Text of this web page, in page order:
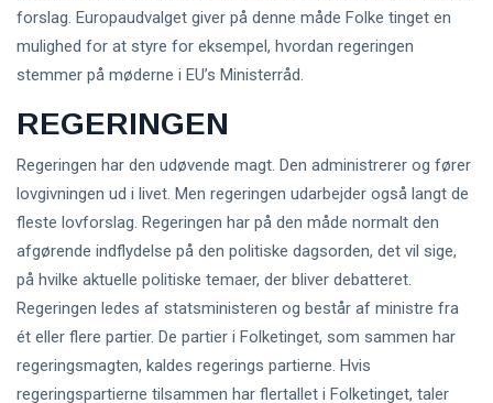
forslag. Europaudvalget giver på denne måde Folke tinget en
mulighed for at styre for eksempel, hvordan regeringen
stemmer på møderne i EU’s Ministerråd.
REGERINGEN
Regeringen har den udøvende magt. Den administrerer og fører
lovgivningen ud i livet. Men regeringen udarbejder også langt de
fleste lovforslag. Regeringen har på den måde normalt den
afgørende indflydelse på den politiske dagsorden, det vil sige,
på hvilke aktuelle politiske temaer, der bliver debatteret.
Regeringen ledes af statsministeren og består af ministre fra
ét eller flere partier. De partier i Folketinget, som sammen har
regeringsmagten, kaldes regerings partierne. Hvis
regeringspartierne tilsammen har flertallet i Folketinget, taler